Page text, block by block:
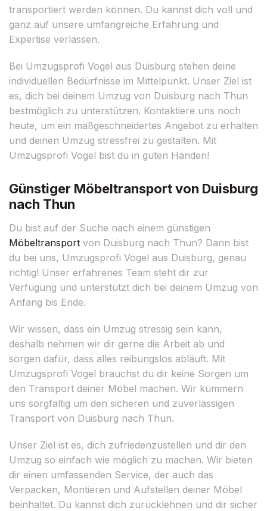
transportiert werden können. Du kannst dich voll und
ganz auf unsere umfangreiche Erfahrung und
Expertise verlassen.
Bei Umzugsprofi Vogel aus Duisburg stehen deine
individuellen Bedürfnisse im Mittelpunkt. Unser Ziel ist
es, dich bei deinem Umzug von Duisburg nach Thun
bestmöglich zu unterstützen. Kontaktiere uns noch
heute, um ein maßgeschneidertes Angebot zu erhalten
und deinen Umzug stressfrei zu gestalten. Mit
Umzugsprofi Vogel bist du in guten Händen!
Günstiger Möbeltransport von Duisburg
nach Thun
Du bist auf der Suche nach einem günstigen
Möbeltransport von Duisburg nach Thun? Dann bist
du bei uns, Umzugsprofi Vogel aus Duisburg, genau
richtig! Unser erfahrenes Team steht dir zur
Verfügung und unterstützt dich bei deinem Umzug von
Anfang bis Ende.
Wir wissen, dass ein Umzug stressig sein kann,
deshalb nehmen wir dir gerne die Arbeit ab und
sorgen dafür, dass alles reibungslos abläuft. Mit
Umzugsprofi Vogel brauchst du dir keine Sorgen um
den Transport deiner Möbel machen. Wir kümmern
uns sorgfältig um den sicheren und zuverlässigen
Transport von Duisburg nach Thun.
Unser Ziel ist es, dich zufriedenzustellen und dir den
Umzug so einfach wie möglich zu machen. Wir bieten
dir einen umfassenden Service, der auch das
Verpacken, Montieren und Aufstellen deiner Möbel
beinhaltet. Du kannst dich zurücklehnen und dir sicher